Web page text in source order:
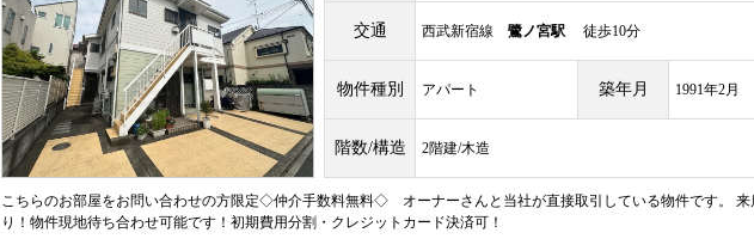
交通 西武新宿線 鷺ノ宮駅 徒歩10分
物件種別 アパート 築年月 1991年2月
階数/構造 2階建/木造
こちらのお部屋をお問い合わせの方限定◇仲介手数料無料◇ オーナーさんと当社が直接取引している物件です。 来
り！物件現地待ち合わせ可能です！初期費用分割・クレジットカード決済可！